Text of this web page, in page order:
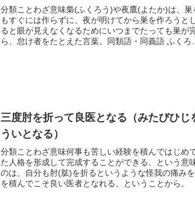
分類ことわざ意味梟(ふくろう)や夜鷹(よたか)は、
もすぐには作らずに、夜が明けてから巣を作ろうと
ると眼が見えなくなるためにいつまでたっても巣が
ら、怠け者をたとえた言葉。同類語・同義語 ふくろ...
三度肘を折って良医となる（みたびひじ
ういとなる）
分類ことわざ意味何事も苦しい経験を積んではじめ
た人格を形成して完成することができる、という意
のは、自分も肘(肱)を折るというような怪我の痛み
を積んでこそ良い医者となれる、ということから。